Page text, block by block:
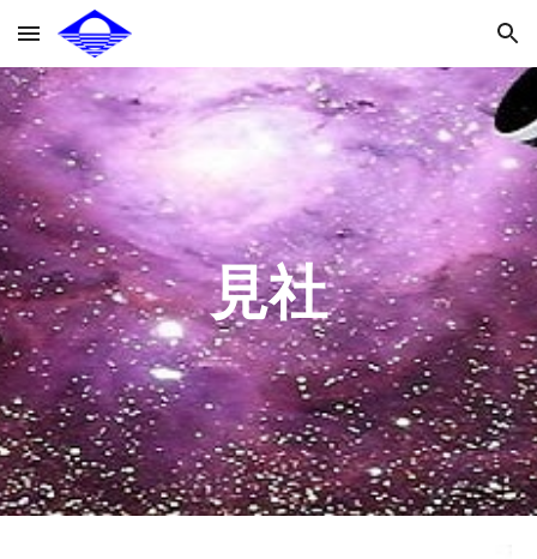
Skip to main content Skip to navigation
見社